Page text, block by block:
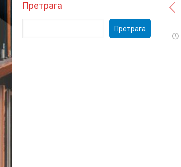
Претрага
Претрага